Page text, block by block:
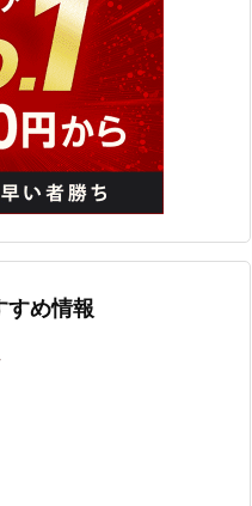
すめ情報